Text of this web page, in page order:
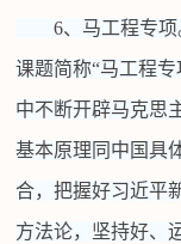
6、马工程专项
课题简称“马工程
中不断开辟马克思
基本原理同中国具
合，把握好习近平
方法论，坚持好、